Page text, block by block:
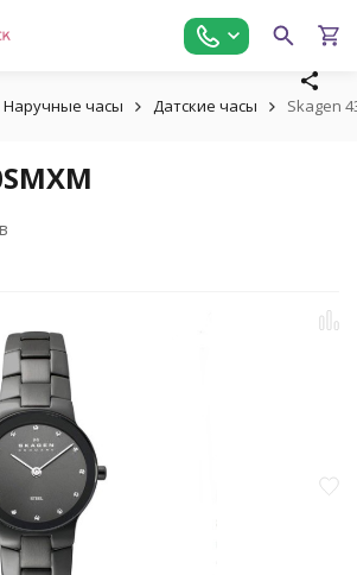
Наручные часы Датские часы Skagen